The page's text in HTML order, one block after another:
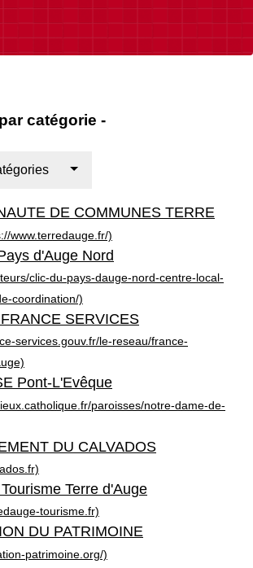
catégorie -
DE COMMUNES TERRE
www.terredauge.fr/)
d'Auge Nord
clic-du-pays-dauge-nord-centre-local-
coordination/)
SERVICES
services.gouv.fr/le-reseau/france-
Pont-L'Evêque
paroisses/notre-dame-de-
DU CALVADOS
Terre d'Auge
tourisme.fr)
DU PATRIMOINE
patrimoine.org/)